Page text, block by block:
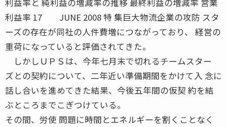
利益率 17 JUNE 2008 特 集巨大物流企業の攻防 スタ
ーズの存在が同社の人件費増につながっており、 経営の
重荷になっていると評価されてきた。
しかしＵＰＳは、今年七月末で切れるチームスター
ズとの契約について、二年近い準備期間をかけて入 念に
話し合いを進めてきた結果、今後五年間の仮契 約を結
ぶところまでこぎつけている。
その間、労使 問題に時間とエネルギーを割くことなく